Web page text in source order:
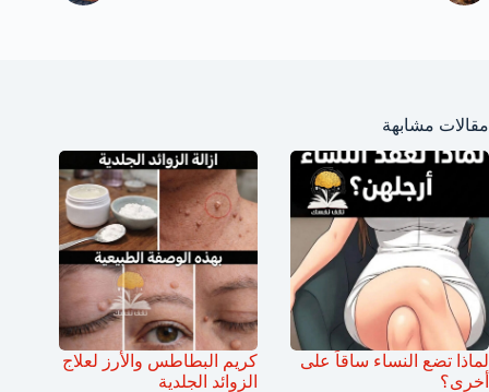
مقالات مشابهة
لماذا تضع النساء ساقاً على
أخرى؟
كريم البطاطس والأرز لعلاج
الزوائد الجلدية